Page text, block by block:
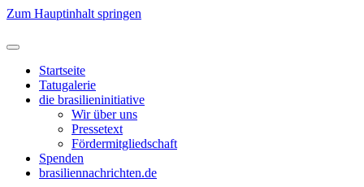
Zum Hauptinhalt springen
Startseite
Tatugalerie
die brasilieninitiative
Wir über uns
Pressetext
Fördermitgliedschaft
Spenden
brasiliennachrichten.de